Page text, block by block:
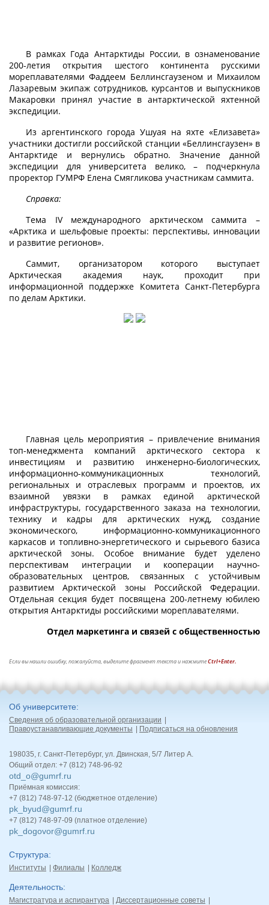
В рамках Года Антарктиды России, в ознаменование
200-летия открытия шестого континента русскими
мореплавателями Фаддеем Беллинсгаузеном и Михаилом
Лазаревым экипаж сотрудников, курсантов и выпускников
Макаровки принял участие в антарктической яхтенной
экспедиции.
Из аргентинского города Ушуая на яхте «Елизавета»
участники достигли российской станции «Беллинсгаузен» в
Антарктиде и вернулись обратно. Значение данной
экспедиции для университета велико, – подчеркнула
проректор ГУМРФ Елена Смягликова участникам саммита.
Справка:
Тема IV международного арктическом саммита –
«Арктика и шельфовые проекты: перспективы, инновации
и развитие регионов».
Саммит, организатором которого выступает
Арктическая академия наук, проходит при
информационной поддержке Комитета Санкт-Петербурга
по делам Арктики.
Главная цель мероприятия – привлечение внимания
топ-менеджмента компаний арктического сектора к
инвестициям и развитию инженерно-биологических,
информационно-коммуникационных технологий,
региональных и отраслевых программ и проектов, их
взаимной увязки в рамках единой арктической
инфраструктуры, государственного заказа на технологии,
технику и кадры для арктических нужд, создание
экономического, информационно-коммуникационного
каркасов и топливно-энергетического и сырьевого базиса
арктической зоны. Особое внимание будет уделено
перспективам интеграции и кооперации научно-
образовательных центров, связанных с устойчивым
развитием Арктической зоны Российской Федерации.
Отдельная секция будет посвящена 200-летнему юбилею
открытия Антарктиды российскими мореплавателями.
Отдел маркетинга и связей с общественностью
Если вы нашли ошибку, пожалуйста, выделите фрагмент текста и нажмитеCtrl+Enter.
Об университете
Сведения об образовательной организации
Правоустанавливающие документы
Подписаться на обновления
198035, г. Санкт-Петербург, ул. Двинская, 5/7 Литер А.
Общий отдел: +7 (812) 748-96-92
otd_o@gumrf.ru
Приёмная комиссия:
+7 (812) 748-97-12 (бюджетное отделение)
pk_byud@gumrf.ru
+7 (812) 748-97-09 (платное отделение)
pk_dogovor@gumrf.ru
Структура
Институты Филиалы Колледж
Деятельность
Магистратура и аспирантура Диссертационные советы